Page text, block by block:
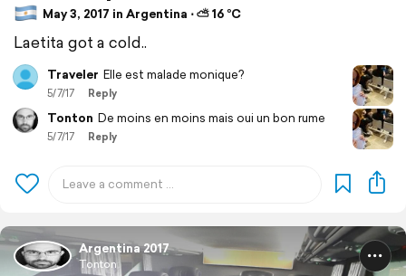
May 3, 2017 in Argentina ⋅ ⛅ 16 °C
Laetita got a cold..
Traveler Elle est malade monique?
5/7/17 Reply
Tonton De moins en moins mais oui un bon rume
5/7/17 Reply
Argentina 2017
Tonton